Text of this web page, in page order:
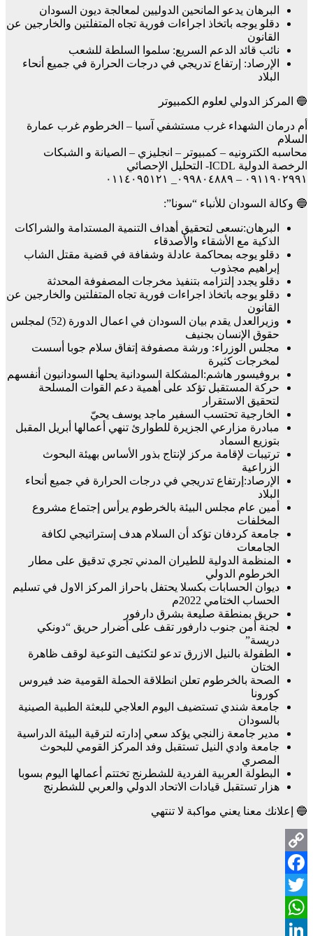
البرهان يدعو المانحين الدوليين لمعالجة ديون السودان
دقلو يوجه باتخاذ اجراءات فورية تجاه المتفلتين والخارجين عن
القانون
نائب قائد الدعم السريع: سلموا السلطة للشعب
الإرصاد: إرتفاع تدريجي في درجات الحرارة في جميع أنحاء
البلاد
🔵 المركز الدولي لعلوم الكمبيوتر
أم درمان الشهداء غرب مستشفي آسيا – الخرطوم غرب عمارة
السلام
محاسبه الكترونيه – كمبيوتر – انجليزي – الصيانة و الشبكات
الرخصة الدولية ICDL- التحليل الإحصائي
٠٩١١٩٠٢٩٩١ – ٠٩٩٨٠٤٨٨٩_ ٠١١٤٠٩٥١٢١
🔵 وكالة السودان للأنباء “سونا”:
البرهان:نسعى لتحقيق أهداف التنمية المستدامة والشراكات
الذكية مع الأشقاء والأصدقاء
دقلو يوجه بمحاكمة عادلة وشفافة في قضية مقتل الشاب
إبراهيم مجذوب
دقلو يجدد إلتزامه بتنفيذ مخرجات المصفوفة المحدثة
دقلو يوجه باتخاذ اجراءات فورية تجاه المتفلتين والخارجين عن
القانون
وزيرالعدل يقدم بيان السودان في اعمال الدورة (52) لمجلس
حقوق الإنسان بجنيف
مجلس الوزراء: ورشة مصفوفة إتفاق سلام جوبا أسست
لمخرجات كثيرة
بروفيسور هاشم:المشكلة السودانية يحلها السودانيون أنفسهم
حركة المستقبل تؤكد على أهمية دعم القوات المسلحة
لتحقيق الاستقرار
الخارجية تحتسب السفير ماجد يوسف يحيّ
مبادرة مزارعي الجزيرة للطوارئ تنهي أعمالها أبريل المقبل
بتوزيع السماد
ترتيبات لإقامة مركز لإنتاج بذور الأساس بهيئة البحوث
الزراعية
الإرصاد:إرتفاع تدريجي في درجات الحرارة في جميع أنحاء
البلاد
أمين عام مجلس البيئة بالخرطوم يرأس إجتماع مشروع
المخلفات
جامعة كردفان تؤكد أن السلام هدف إستراتيجي لكافة
الجامعات
المنظمة الدولية للطيران المدني تجري تدقيق على مطار
الخرطوم الدولي
ديوان الحسابات بكسلا يحتفل باحراز المركز الاول في تسليم
الحساب الختامي 2022م
حريق بمنطقة صليعة بشرق دارفور
لجنة أمن جنوب دارفور تقف على أضرار حريق “دونكي
دريسة”
الطفولة بالنيل الازرق تدعو لتكثيف التوعية لوقف ظاهرة
الختان
الصحة بالخرطوم تعلن انطلاقة الحملة القومية ضد فيروس
كورونا
جامعة شندي تستضيف اليوم العلاجي للبعثة الطبية الصينية
بالسودان
مدير جامعة زالنجي يؤكد سعي إدارته لترقية البيئة الدراسية
جامعة وادي النيل تستقبل وفد المركز القومي للبحوث
المصري
البطولة العربية الفردية للشطرنج تختتم أعمالها اليوم بسوبا
هزار تستقبل قيادات الاتحاد الدولي والعربي للشطرنج
🔵 إعلانك معنا يعني مواكبة لا تنتهي
Copy
Link
Facebook
Twitter
WhatsApp